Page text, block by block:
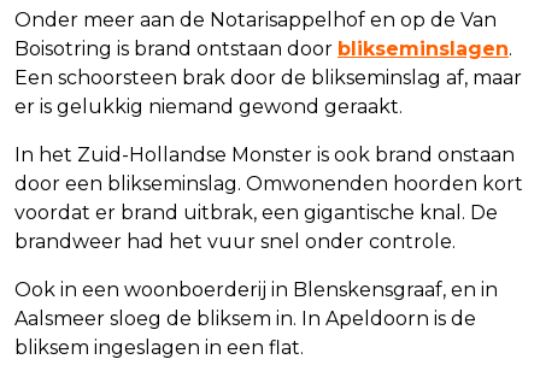
Onder meer aan de Notarisappelhof en op de Van
Boisotring is brand ontstaan door blikseminslagen.
Een schoorsteen brak door de blikseminslag af, maar
er is gelukkig niemand gewond geraakt.
In het Zuid-Hollandse Monster is ook brand onstaan
door een blikseminslag. Omwonenden hoorden kort
voordat er brand uitbrak, een gigantische knal. De
brandweer had het vuur snel onder controle.
Ook in een woonboerderij in Blenskensgraaf, en in
Aalsmeer sloeg de bliksem in. In Apeldoorn is de
bliksem ingeslagen in een flat.